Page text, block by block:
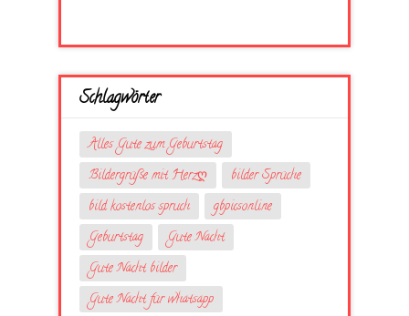
Schlagwörter
Alles Gute zum Geburtstag
Bildergrüße mit Herzღ
bilder Sprüche
bild kostenlos spruch
gbpicsonline
Geburtstag
Gute Nacht
Gute Nacht bilder
Gute Nacht für whatsapp